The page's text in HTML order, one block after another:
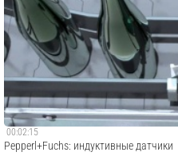
00:02:15
Pepperl+Fuchs: индуктивные датчики